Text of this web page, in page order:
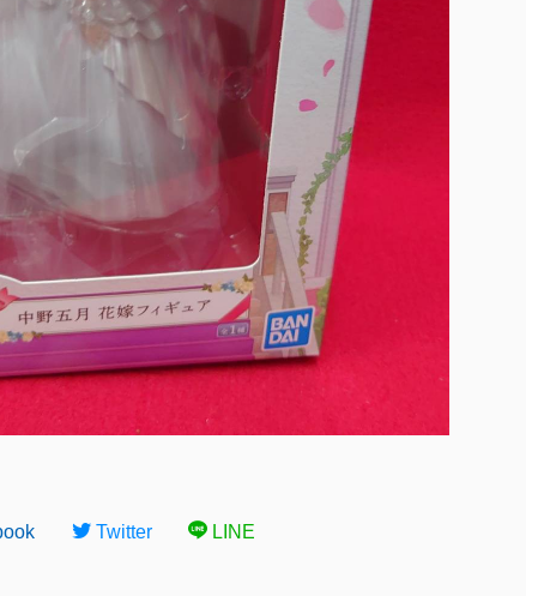
Twitter LINE